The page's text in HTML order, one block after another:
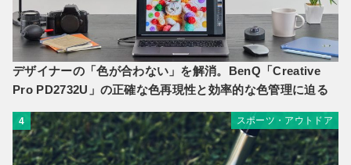
デザイナーの「色が合わない」を解消。BenQ「Creative
Pro PD2732U」の正確な色再現性と効率的な色管理に迫る
4 スポーツ・アウトドア